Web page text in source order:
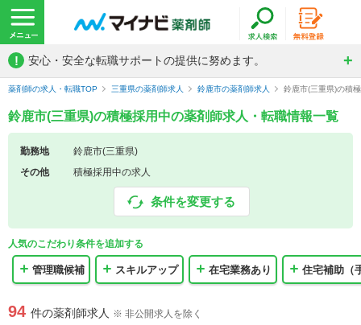
! 安心・安全な転職サポートの提供に努めます。
薬剤師の求人・転職TOP 三重県の薬剤師求人 鈴鹿市の薬剤師求人 鈴鹿市(三重県)の積
鈴鹿市(三重県)の積極採用中の薬剤師求人・転職情報一覧
勤務地
鈴鹿市(三重県)
その他
積極採用中の求人
条件を変更する
人気のこだわり条件を追加する
管理職候補 スキルアップ 在宅業務あり 住宅補助（
94 件の薬剤師求人 ※ 非公開求人を除く